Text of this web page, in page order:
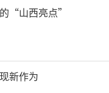
“山西亮点”
新作为